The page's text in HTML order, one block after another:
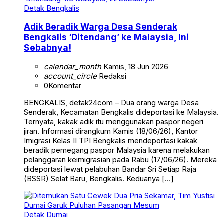
Detak Bengkalis
Adik Beradik Warga Desa Senderak
Bengkalis ‘Ditendang’ ke Malaysia, Ini
Sebabnya!
calendar_monthKamis, 18 Jun 2026
account_circleRedaksi
0Komentar
BENGKALIS, detak24com – Dua orang warga Desa
Senderak, Kecamatan Bengkalis dideportasi ke Malaysia.
Ternyata, kakak adik itu menggunakan paspor negeri
jiran. Informasi dirangkum Kamis (18/06/26), Kantor
Imigrasi Kelas II TPI Bengkalis mendeportasi kakak
beradik pemegang paspor Malaysia karena melakukan
pelanggaran keimigrasian pada Rabu (17/06/26). Mereka
dideportasi lewat pelabuhan Bandar Sri Setiap Raja
(BSSR) Selat Baru, Bengkalis. Keduanya […]
Detak Dumai